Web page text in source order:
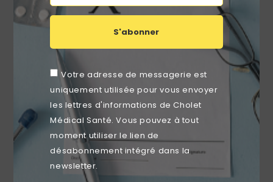
S'abonner
Votre adresse de messagerie est
uniquement utilisée pour vous envoyer
les lettres d'informations de Cholet
Médical Santé. Vous pouvez à tout
moment utiliser le lien de
désabonnement intégré dans la
newsletter.
de
base
favorite_border